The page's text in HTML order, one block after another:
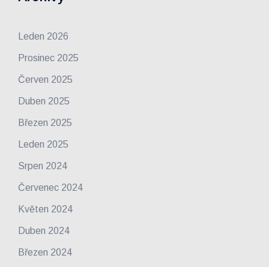
Leden 2026
Prosinec 2025
Červen 2025
Duben 2025
Březen 2025
Leden 2025
Srpen 2024
Červenec 2024
Květen 2024
Duben 2024
Březen 2024